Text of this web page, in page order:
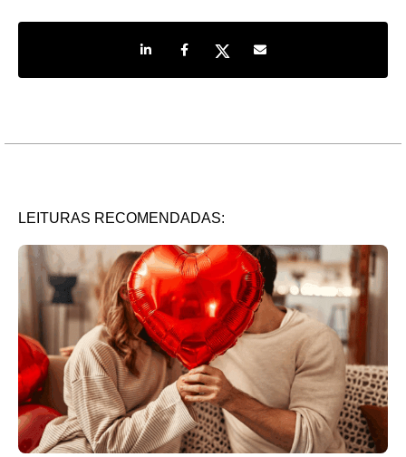
Share on LinkedIn
Share on Facebook
Share on TwitterShare by e-mail
LEITURAS RECOMENDADAS: